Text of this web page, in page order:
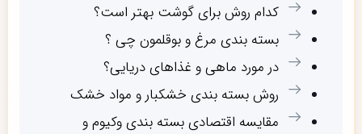
کدام روش برای گوشت بهتر است؟
بسته بندی مرغ و بوقلمون چی ؟
در مورد ماهی و غذاهای دریایی؟
روش بسته بندی خشکبار و مواد خشک
مقایسه اقتصادی بسته بندی وکیوم و